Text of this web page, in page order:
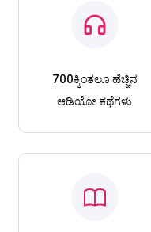
700ಕ್ಕಿಂತಲೂ ಹೆಚ್ಚಿನ
ಆಡಿಯೋ ಕಥೆಗಳು